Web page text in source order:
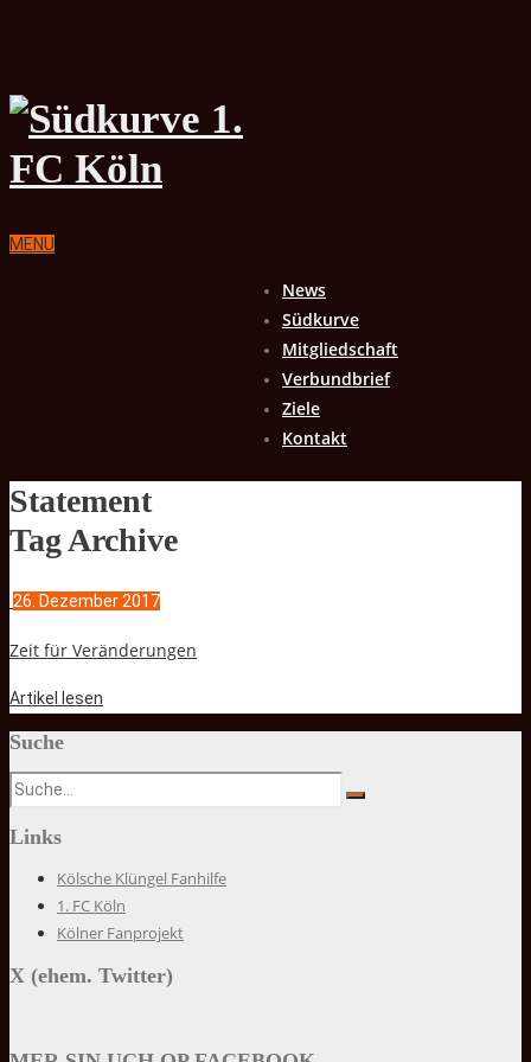
MENU
News
Südkurve
Mitgliedschaft
Verbundbrief
Ziele
Kontakt
Statement
Tag Archive
26. Dezember 2017
Zeit für Veränderungen
Artikel lesen
Suche
Links
Kölsche Klüngel Fanhilfe
1. FC Köln
Kölner Fanprojekt
X (ehem. Twitter)